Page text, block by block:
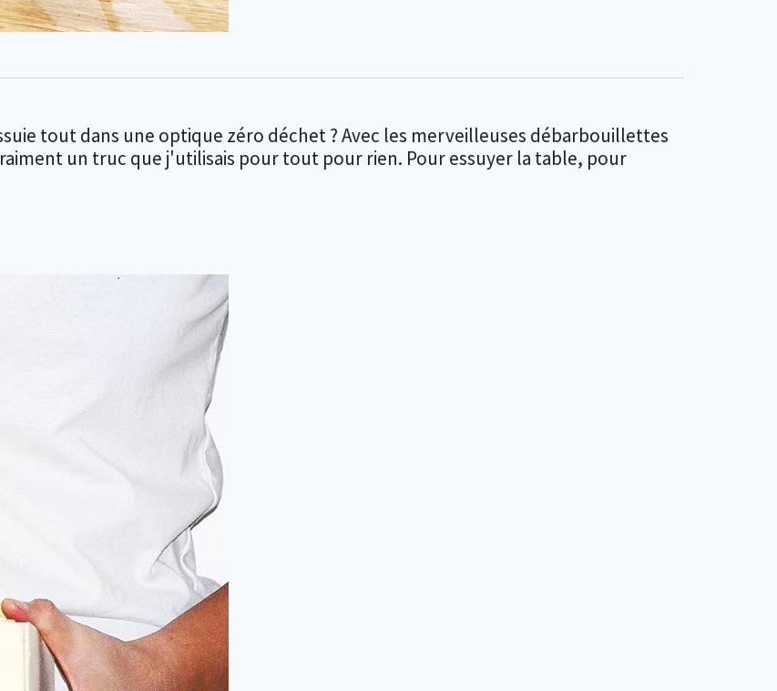
tout dans une optique zéro déchet ? Avec les merveilleuses débarbouillettes
un truc que j'utilisais pour tout pour rien. Pour essuyer la table, pour